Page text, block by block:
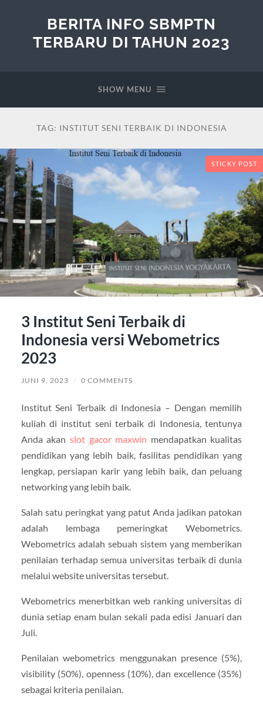
BERITA INFO SBMPTN
TERBARU DI TAHUN 2023
SHOW MENU
TAG: INSTITUT SENI TERBAIK DI INDONESIA
STICKY POST
3 Institut Seni Terbaik di
Indonesia versi Webometrics
2023
JUNI 9, 2023 / 0 COMMENTS
Institut Seni Terbaik di Indonesia – Dengan memilih
kuliah di institut seni terbaik di Indonesia, tentunya
Anda akan slot gacor maxwin mendapatkan kualitas
pendidikan yang lebih baik, fasilitas pendidikan yang
lengkap, persiapan karir yang lebih baik, dan peluang
networking yang lebih baik.
Salah satu peringkat yang patut Anda jadikan patokan
adalah lembaga pemeringkat Webometrics.
Webometrics adalah sebuah sistem yang memberikan
penilaian terhadap semua universitas terbaik di dunia
melalui website universitas tersebut.
Webometrics menerbitkan web ranking universitas di
dunia setiap enam bulan sekali pada edisi Januari dan
Juli.
Penilaian webometrics menggunakan presence (5%),
visibility (50%), openness (10%), dan excellence (35%)
sebagai kriteria penilaian.